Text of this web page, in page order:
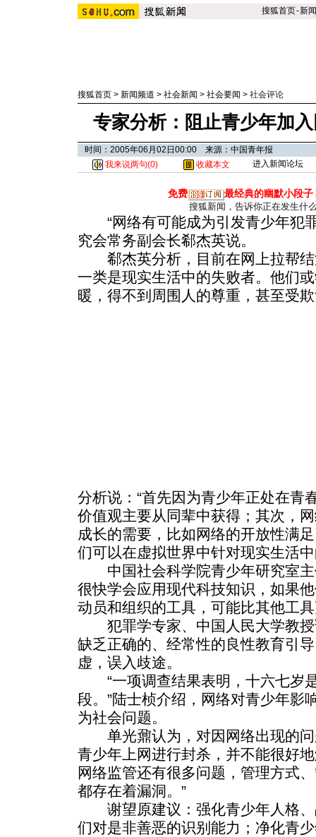
搜狐首页-新闻
搜狐首页 > 新闻频道 > 社会新闻 > 社会要闻 > 社会评论
专家分析：阻止青少年加
时间：2005年06月02日00:00 来源：中国青年报
我来说两句(0) 收藏本文 进入新闻论坛
免费 最经典的幽默小段子
搜狐新闻，告诉你正在发生什
“网络有可能成为引发青少年犯
究会常务副会长郗杰英说。
郗杰英分析，目前在网上拉帮结
一类是现实生活中的失败者。他们
暖，得不到周围人的尊重，甚至受
分析说：“首先因为青少年正处在青
价值观主要从同辈中获得；其次，
成长的需要，比如网络的开放性满
们可以在虚拟世界中针对现实生活
中国社会科学院青少年研究室主
很快学会应用现代科技知识，如果
动员和组织的工具，可能比其他工
犯罪学专家、中国人民大学教授
缺乏正确的、经常性的良性教育引
虚，误入歧途。
“一项调查结果表明，十六七岁
段。”陆士桢介绍，网络对青少年影
为社会问题。
单光鼐认为，对因网络出现的问
青少年上网进行封杀，并不能很好
网络监管还有很多问题，管理方式
都存在着漏洞。”
谢望原建议：强化青少年人格、
们对是非善恶的识别能力；净化青